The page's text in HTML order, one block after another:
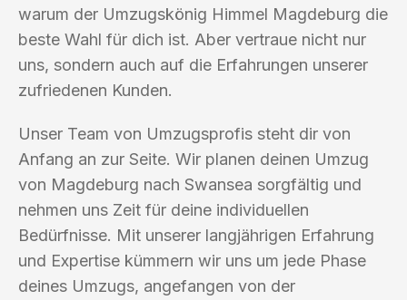
warum der Umzugskönig Himmel Magdeburg die
beste Wahl für dich ist. Aber vertraue nicht nur
uns, sondern auch auf die Erfahrungen unserer
zufriedenen Kunden.
Unser Team von Umzugsprofis steht dir von
Anfang an zur Seite. Wir planen deinen Umzug
von Magdeburg nach Swansea sorgfältig und
nehmen uns Zeit für deine individuellen
Bedürfnisse. Mit unserer langjährigen Erfahrung
und Expertise kümmern wir uns um jede Phase
deines Umzugs, angefangen von der